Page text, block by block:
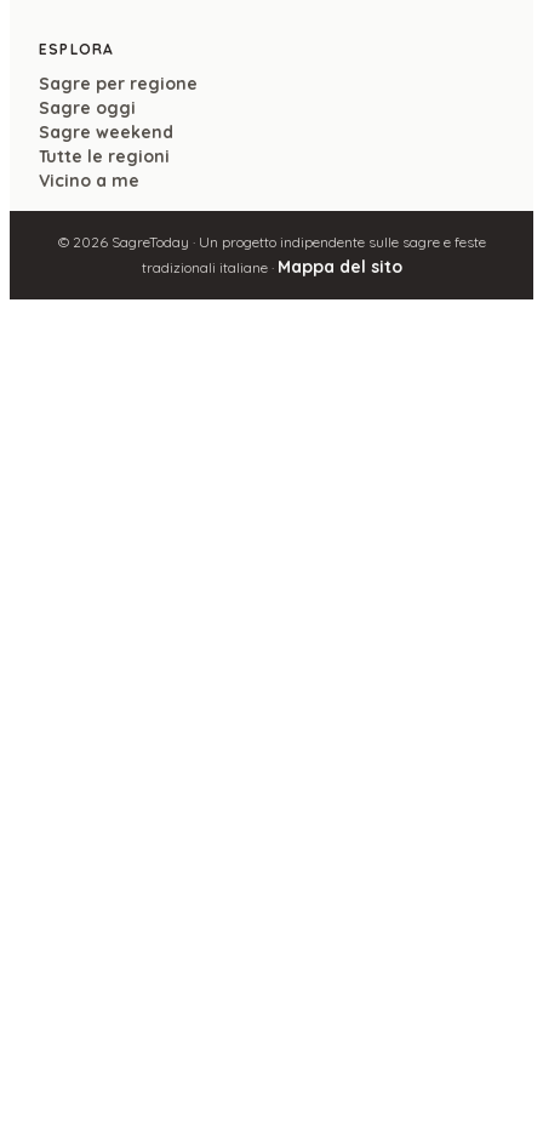
ESPLORA
Sagre per regione
Sagre oggi
Sagre weekend
Tutte le regioni
Vicino a me
© 2026SagreToday · Un progetto indipendente sulle sagre e feste
tradizionali italiane · Mappa del sito